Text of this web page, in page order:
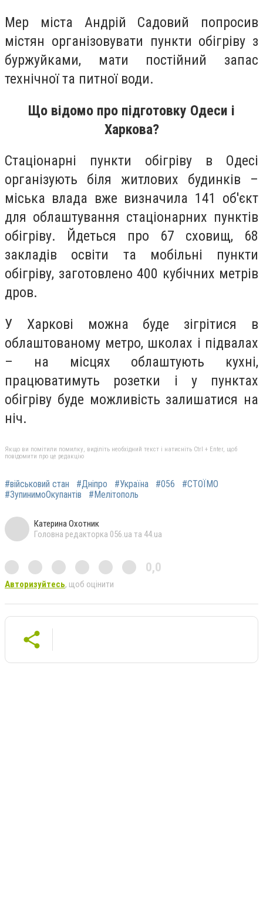
Мер міста Андрій Садовий попросив
містян організовувати пункти обігріву з
буржуйками, мати постійний запас
технічної та питної води.
Що відомо про підготовку Одеси і
Харкова?
Стаціонарні пункти обігріву в Одесі
організують біля житлових будинків –
міська влада вже визначила 141 об'єкт
для облаштування стаціонарних пунктів
обігріву. Йдеться про 67 сховищ, 68
закладів освіти та мобільні пункти
обігріву, заготовлено 400 кубічних метрів
дров.
У Харкові можна буде зігрітися в
облаштованому метро, школах і підвалах
– на місцях облаштують кухні,
працюватимуть розетки і у пунктах
обігріву буде можливість залишатися на
ніч.
Якщо ви помітили помилку, виділіть необхідний текст і натисніть Ctrl + Enter, щоб
повідомити про це редакцію
#військовий стан #Дніпро #Україна #056
#СТОЇМО
#ЗупинимоОкупантів
#Мелітополь
Катерина Охотник
Головна редакторка 056.ua та 44.ua
0,0
Авторизуйтесь, щоб оцінити